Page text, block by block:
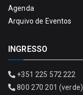
Agenda
Arquivo de Eventos
INGRESSO
+351 225 572 222
800 270 201 (verde)